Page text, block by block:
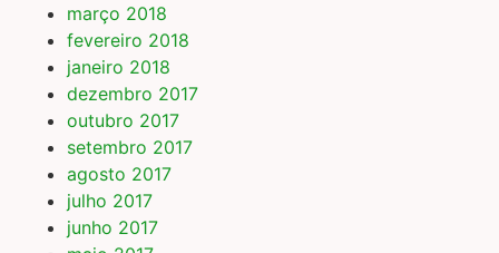
março 2018
fevereiro 2018
janeiro 2018
dezembro 2017
outubro 2017
setembro 2017
agosto 2017
julho 2017
junho 2017